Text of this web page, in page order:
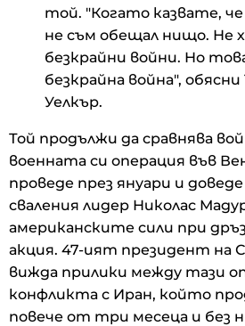
той. "Когато казвате,
не съм обещал нищо. Не
безкрайни войни. Но
безкрайна война",
Уелкър.
Той продължи да сравнява
военната си операция във
проведе през януари и
сваления лидер Николас
американските сили при
акция. 47-ият президент на
вижда прилики между тази
конфликта с Иран, който
повече от три месеца и без